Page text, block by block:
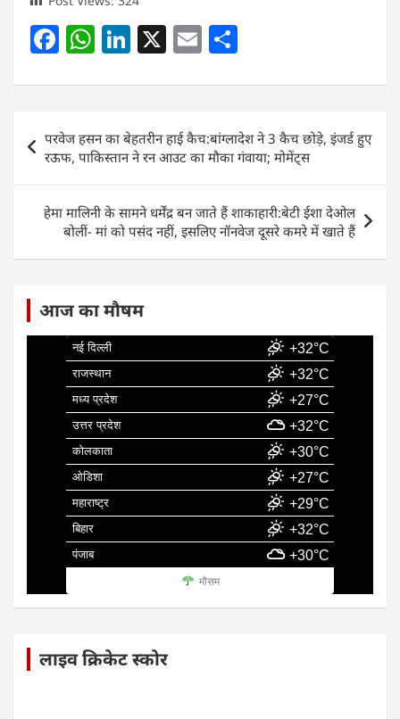
F
c
e
b
o
o
k
W
at
s
A
p
p
Li
k
e
dI
n
X E
ai
l
ar
e
navigation
परवेज हसन का बेहतरीन हाई कैच:बांग्लादेश ने 3 कैच छोड़े, इंजर्ड हुए
रऊफ, पाकिस्तान ने रन आउट का मौका गंवाया; मोमेंट्स
हेमा मालिनी के सामने धर्मेंद्र बन जाते हैं शाकाहारी:बेटी ईशा देओल
बोलीं- मां को पसंद नहीं, इसलिए नॉनवेज दूसरे कमरे में खाते हैं
आज का मौषम
नई दिल्ली +32°C
राजस्थान +32°C
मध्य प्रदेश +27°C
उत्तर प्रदेश +32°C
कोलकाता +30°C
ओडिशा +27°C
महाराष्ट्र +29°C
बिहार +32°C
पंजाब +30°C
मौसम
लाइव क्रिकेट स्कोर